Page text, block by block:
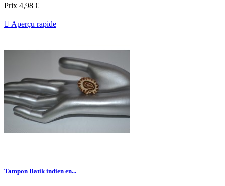
Prix 4,98 €
 Aperçu rapide
Tampon Batik indien en...